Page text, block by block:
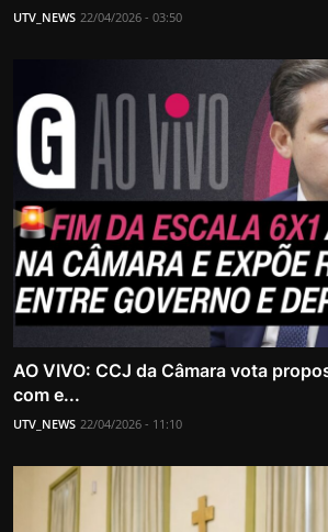
UTV_NEWS 22/04/2026 - 03:50
AO VIVO: CCJ da Câmara vota
com e...
UTV_NEWS 22/04/2026 - 11:10